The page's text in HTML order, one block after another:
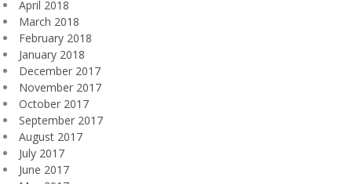
April 2018
March 2018
February 2018
January 2018
December 2017
November 2017
October 2017
September 2017
August 2017
July 2017
June 2017